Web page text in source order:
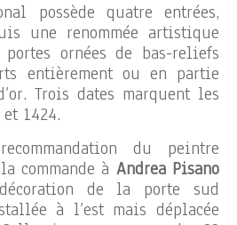
possède quatre entrées,
une renommée artistique
ornées de bas-reliefs
entièrement ou en partie
Trois dates marquent les
1424.
du peintre
commande à Andrea Pisano
de la porte sud
à l’est mais déplacée